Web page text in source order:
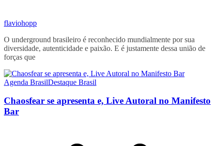
flaviohopp
O underground brasileiro é reconhecido mundialmente por sua
diversidade, autenticidade e paixão. E é justamente dessa união de
forças que
Agenda BrasilDestaque Brasil
Chaosfear se apresenta e, Live Autoral no Manifesto
Bar